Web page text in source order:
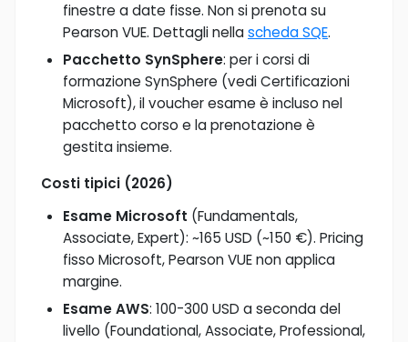
finestre a date fisse. Non si prenota su
Pearson VUE. Dettagli nellascheda SQE.
Pacchetto SynSphere: per i corsi di
formazione SynSphere (vedi Certificazioni
Microsoft), il voucher esame è incluso nel
pacchetto corso e la prenotazione è
gestita insieme.
Costi tipici (2026)
Esame Microsoft (Fundamentals,
Associate, Expert): ~165 USD (~150 €). Pricing
fisso Microsoft, Pearson VUE non applica
margine.
Esame AWS: 100-300 USD a seconda del
livello (Foundational, Associate, Professional,